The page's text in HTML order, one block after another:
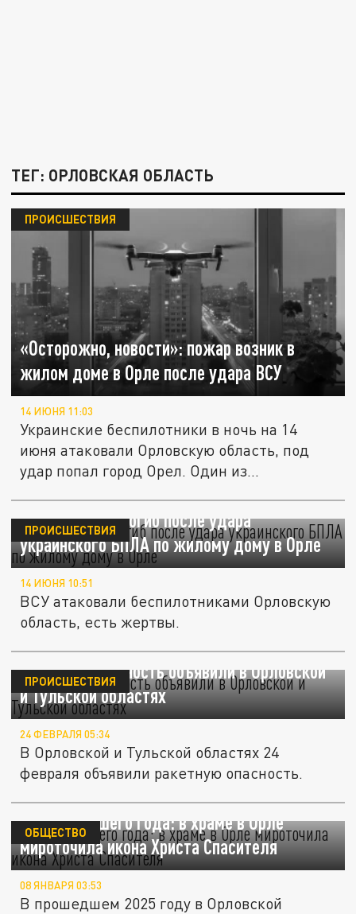
ТЕГ: ОРЛОВСКАЯ ОБЛАСТЬ
«Осторожно, новости»: пожар возник в
жилом доме в Орле после удара ВСУ
ПРОИСШЕСТВИЯ
14 ИЮНЯ 11:03
Украинские беспилотники в ночь на 14
июня атаковали Орловскую область, под
удар попал город Орел. Один из...
Один человек погиб после удара
украинского БПЛА по жилому дому в Орле
ПРОИСШЕСТВИЯ
14 ИЮНЯ 10:51
ВСУ атаковали беспилотниками Орловскую
область, есть жертвы.
Ракетную опасность объявили в Орловской
и Тульской областях
ПРОИСШЕСТВИЯ
24 ФЕВРАЛЯ 05:34
В Орловской и Тульской областях 24
февраля объявили ракетную опасность.
Чудо ушедшего года: в храме в Орле
мироточила икона Христа Спасителя
ОБЩЕСТВО
08 ЯНВАРЯ 03:53
В прошедшем 2025 году в Орловской